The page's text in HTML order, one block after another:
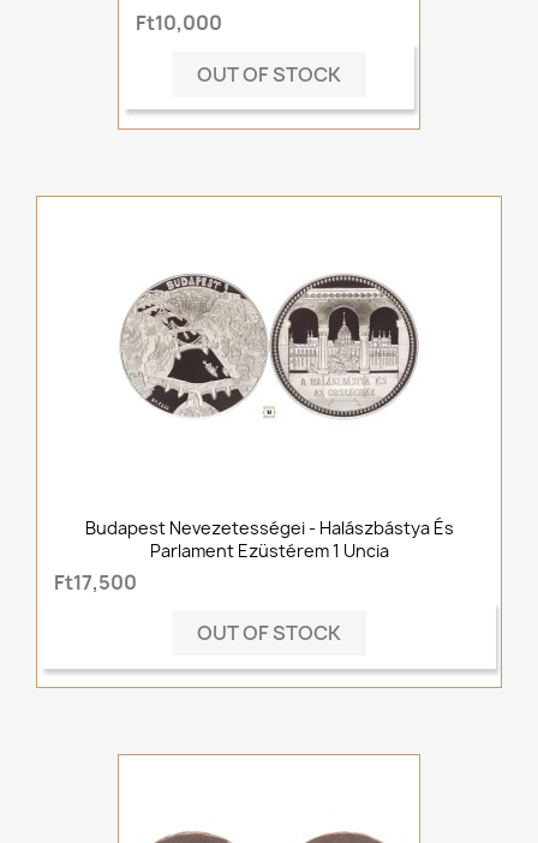
Ft10,000
OUT OF STOCK
Budapest Nevezetességei - Halászbástya És
Parlament Ezüstérem 1 Uncia
Ft17,500
OUT OF STOCK